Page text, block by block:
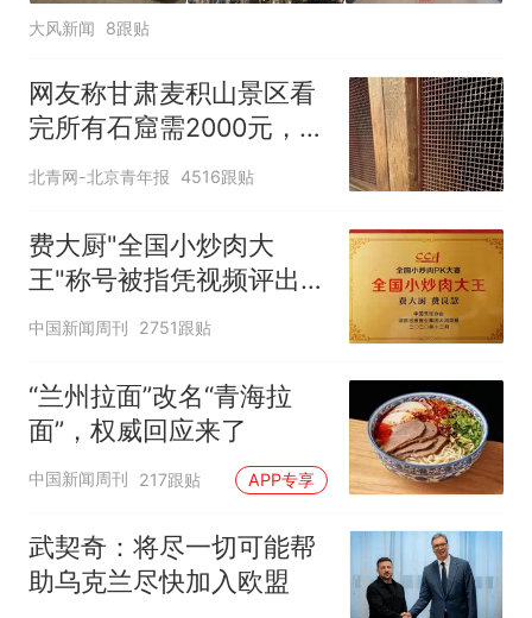
大风新闻 8跟贴
网友称甘肃麦积山景区看
完所有石窟需2000元，景
区：部分石窟受特别保
北青网-北京青年报 4516跟贴
费大厨"全国小炒肉大
王"称号被指凭视频评出
官方回应
中国新闻周刊 2751跟贴
“兰州拉面”改名“青海拉
面”，权威回应来了
中国新闻周刊 217跟贴 APP专享
武契奇：将尽一切可能帮
助乌克兰尽快加入欧盟